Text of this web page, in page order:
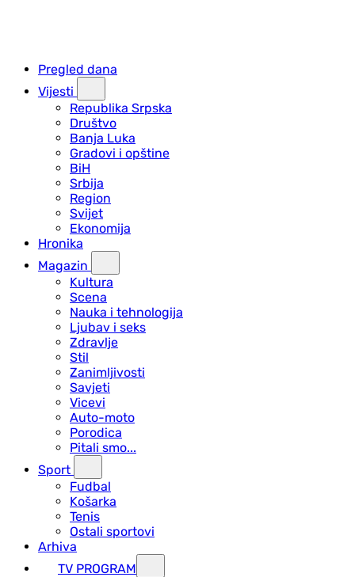
Pregled dana
Vijesti
Republika Srpska
Društvo
Banja Luka
Gradovi i opštine
BiH
Srbija
Region
Svijet
Ekonomija
Hronika
Magazin
Kultura
Scena
Nauka i tehnologija
Ljubav i seks
Zdravlje
Stil
Zanimljivosti
Savjeti
Vicevi
Auto-moto
Porodica
Pitali smo...
Sport
Fudbal
Košarka
Tenis
Ostali sportovi
Arhiva
TV PROGRAM